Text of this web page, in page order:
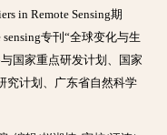
in Remote Sensing期
专刊“全球变化与生
国家重点研发计划、国家
究计划、广东省自然科学